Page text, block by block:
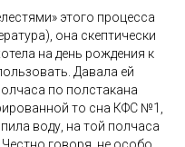
этого процесса
она скептически
на день рождения к
Давала ей
по полстакана
то сна КФС №1,
воду, на той полчаса